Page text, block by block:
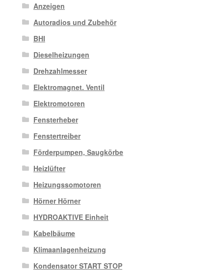
Anzeigen
Autoradios und Zubehör
BHI
Dieselheizungen
Drehzahlmesser
Elektromagnet. Ventil
Elektromotoren
Fensterheber
Fenstertreiber
Förderpumpen, Saugkörbe
Heizlüfter
Heizungssomotoren
Hörner Hörner
HYDROAKTIVE Einheit
Kabelbäume
Klimaanlagenheizung
Kondensator START STOP